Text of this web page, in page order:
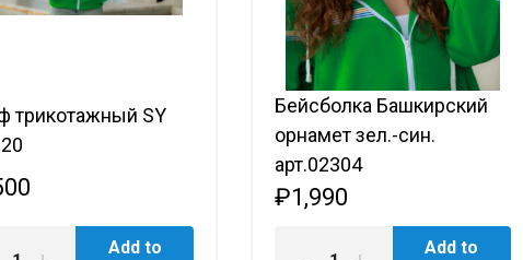
трикотажный SY
Add to
Бейсболка Башкирский
орнамет зел.-син.
арт.02304
₽1,990
Add to